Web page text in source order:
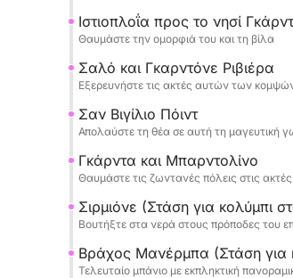
Η περιήγηση θα επεκταθεί στη
τα κρασιά και την φιλόξενη
στο Sirmione, ακριβώς κάτω από
βουτήξετε στα ιαματικά νερά
στάση για κολύμπι στο Rocca di
πανοραμική θέα.
Κατά τη διάρκεια της
στερεοφωνικό για να
δημιουργώντας την τέλεια
λίμνης Garda.
Ιστιοπλοΐα προς το νησί
Θαυμάστε την ομορφιά του και τη βίλα
Σαλό και Γκαρντόνε Ριβιέρα
Εξερευνήστε τις ακτές αυτών των
Σαν Βιγίλιο Πόιντ
Απολαύστε τη θέα σε αυτή τη μαγευτική
Γκάρντα και Μπαρντολίνο
Θαυμάστε τις ζωντανές πόλεις στις
Σιρμιόνε (Στάση για κολύμπι
Βουτήξτε στα νερά στους πρόποδες του
Βράχος Μανέρμπα (Στάση για
Τελευταίο μπάνιο με εκπληκτική